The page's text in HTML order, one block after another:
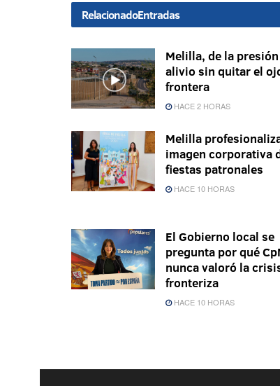
RelacionadoEntradas
Melilla, de la
alivio sin quitar el
frontera
HACE 2 HORAS
Melilla
imagen corporativa
fiestas patronales
HACE 10 HORAS
El Gobierno local se
pregunta por qué
nunca valoró la
fronteriza
HACE 10 HORAS